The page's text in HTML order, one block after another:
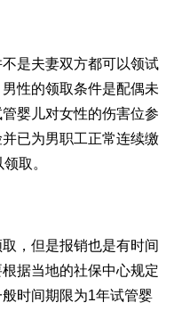
是夫妻双方都可以领试
性的领取条件是配偶未
管婴儿对女性的伤害位参
已为男职工正常连续缴
取。
，但是报销也是有时间
据当地的社保中心规定
时间期限为1年试管婴